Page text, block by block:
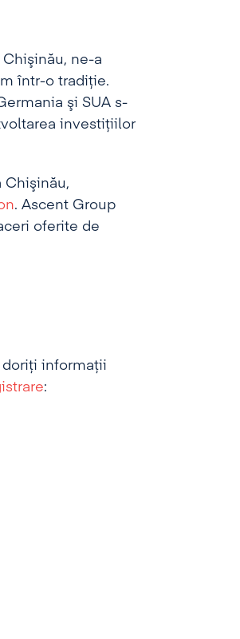
ne-a
într-o tradiţie.
şi SUA s-
investiţiilor
Chişinău,
. Ascent Group
oferite de
doriţi informaţii
: